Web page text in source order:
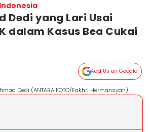
Indonesia
Dedi yang Lari Usai
dalam Kasus Bea Cukai
Add Us on Google
Dedi (ANTARA FOTO/Fakhri Hermansyah)